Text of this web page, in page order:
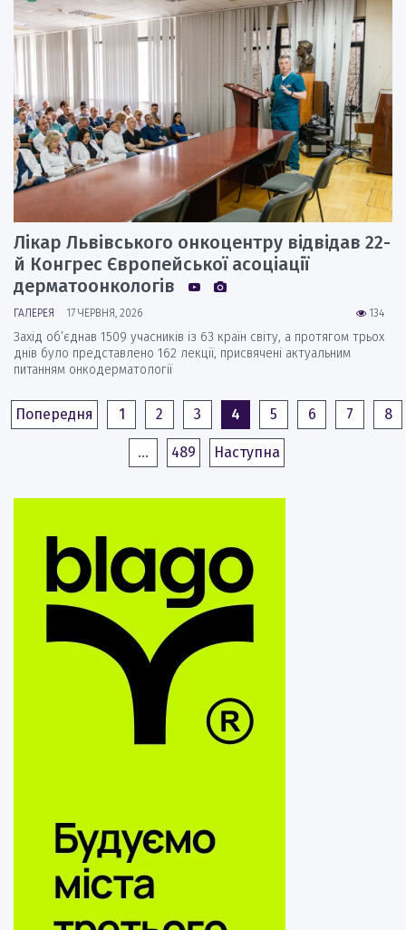
Лікар Львівського онкоцентру відвідав 22-
й Конгрес Європейської асоціації
дерматоонкологів
134
ГАЛЕРЕЯ 17 ЧЕРВНЯ, 2026
Захід об’єднав 1509 учасників із 63 країн світу, а протягом трьох
днів було представлено 162 лекції, присвячені актуальним
питанням онкодерматології
Попередня 1 2 3 4 5 6 7 8
… 489 Наступна